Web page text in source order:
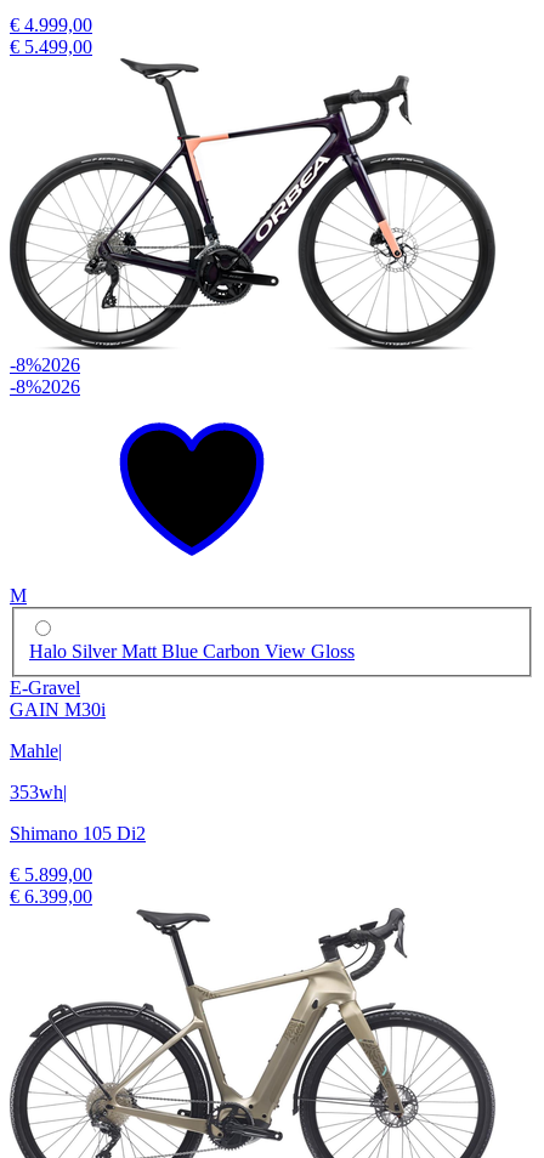
€ 4.999,00
€ 5.499,00
-8%2026
-8%2026
M
Halo Silver Matt Blue Carbon View Gloss
E-Gravel
GAIN M30i
Mahle|
353wh|
Shimano 105 Di2
€ 5.899,00
€ 6.399,00